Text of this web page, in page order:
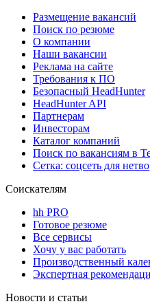
Размещение вакансий
Поиск по резюме
О компании
Наши вакансии
Реклама на сайте
Требования к ПО
Безопасный HeadHunter
HeadHunter API
Партнерам
Инвесторам
Каталог компаний
Поиск по вакансиям в
Сетка: соцсеть для
Соискателям
hh PRO
Готовое резюме
Все сервисы
Хочу у вас работать
Производственный
Экспертная
Новости и статьи